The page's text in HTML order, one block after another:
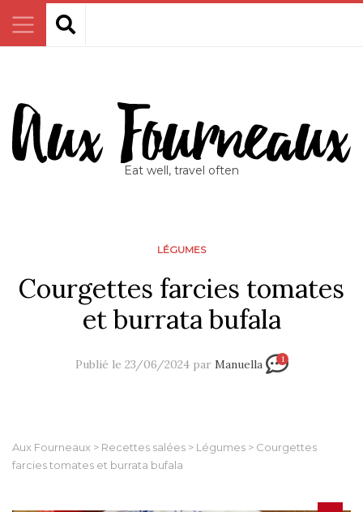
Eat well, travel often
LÉGUMES
Courgettes farcies tomates
et burrata bufala
Publié le 23/06/2024 par Manuella 1
Aux Fourneaux > Recettes salées > Légumes > Courgettes
farcies tomates et burrata bufala